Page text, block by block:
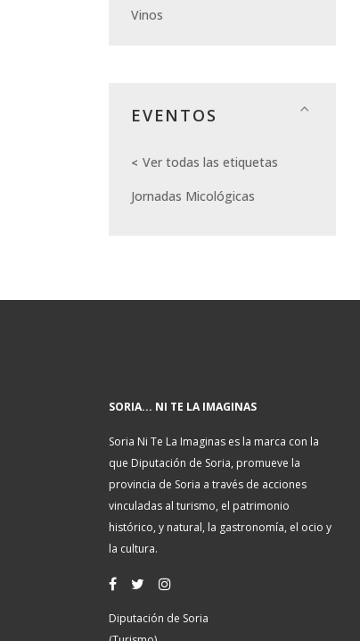
Vinos
EVENTOS
Ver todas las etiquetas
Jornadas Micológicas
SORIA... NI TE LA IMAGINAS
Soria Ni Te La Imaginas es la marca con la
que Diputación de Soria, promueve la
provincia de Soria a través de acciones
vinculadas al turismo, el patrimonio
histórico, y natural, la gastronomía, el ocio y
la cultura.
Diputación de Soria